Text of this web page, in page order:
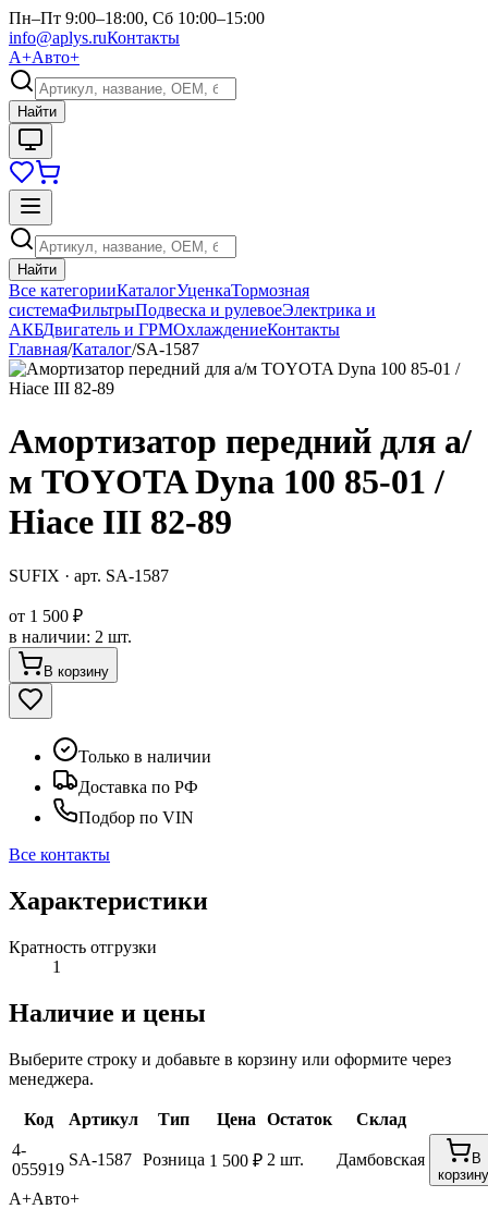
Пн–Пт 9:00–18:00, Сб 10:00–15:00
info@aplys.ruКонтакты
А+Авто+
Найти
Найти
Все категорииКаталогУценкаТормозная
системаФильтрыПодвеска и рулевоеЭлектрика и
АКБДвигатель и ГРМОхлаждениеКонтакты
Главная/Каталог/SA-1587
Амортизатор передний для а/
м TOYOTA Dyna 100 85-01 /
Hiace III 82-89
SUFIX · арт. SA-1587
от 1 500 ₽
в наличии: 2 шт.
В корзину
Только в наличии
Доставка по РФ
Подбор по VIN
Все контакты
Характеристики
Кратность отгрузки
1
Наличие и цены
Выберите строку и добавьте в корзину или оформите через
менеджера.
Код Артикул Тип Цена Остаток
Склад
4-
055919
SA-1587 Розница 1 500 ₽ 2 шт. Дамбовская
В
корзину
А+Авто+